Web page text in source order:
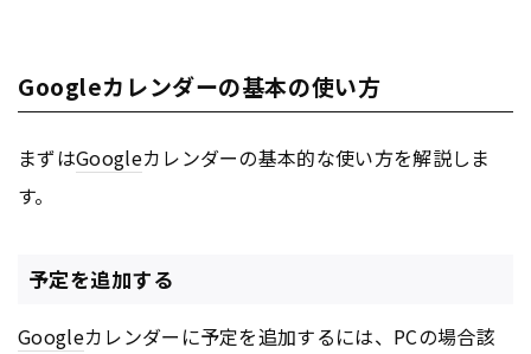
Googleカレンダーの基本の使い方
まずはGoogleカレンダーの基本的な使い方を解説しま
す。
予定を追加する
Googleカレンダーに予定を追加するには、PCの場合該